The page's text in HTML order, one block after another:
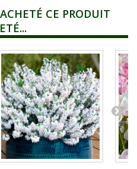
CE PRODUIT